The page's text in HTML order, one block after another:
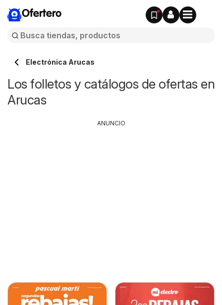
Ofertero
Electrónica Arucas
Los folletos y catálogos de ofertas en
Arucas
ANUNCIO